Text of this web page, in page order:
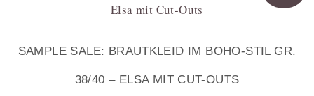
SAMPLE SALE: BRAUTKLEID IM BOHO-STIL GR.
38/40 – ELSA MIT CUT-OUTS